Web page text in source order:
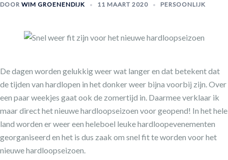
DOOR WIM GROENENDIJK 11 MAART 2020 PERSOONLIJK
De dagen worden gelukkig weer wat langer en dat betekent dat
de tijden van hardlopen in het donker weer bijna voorbij zijn. Over
een paar weekjes gaat ook de zomertijd in. Daarmee verklaar ik
maar direct het nieuwe hardloopseizoen voor geopend! In het hele
land worden er weer een heleboel leuke hardloopevenementen
georganiseerd en het is dus zaak om snel fit te worden voor het
nieuwe hardloopseizoen.